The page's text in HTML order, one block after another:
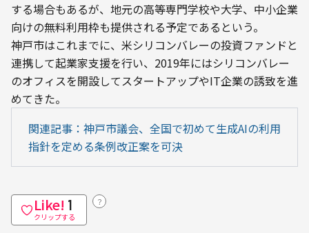
する場合もあるが、地元の高等専門学校や大学、中小企業
向けの無料利用枠も提供される予定であるという。
神戸市はこれまでに、米シリコンバレーの投資ファンドと
連携して起業家支援を行い、2019年にはシリコンバレー
のオフィスを開設してスタートアップやIT企業の誘致を進
めてきた。
関連記事：神戸市議会、全国で初めて生成AIの利用
指針を定める条例改正案を可決
Like! 1
クリップする
？